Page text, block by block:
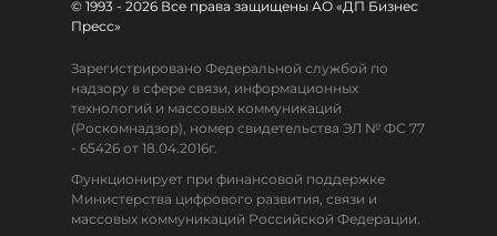
© 1993 - 2026 Все права защищены АО «ДП Бизнес
Пресс»
Зарегистрировано Федеральной службой по
надзору в сфере связи, информационных
технологий и массовых коммуникаций
(Роскомнадзор), номер свидетельства ЭЛ № ФС 77
- 65426 от 18.04.2016г.
Функционирует при финансовой поддержке
Министерства цифрового развития, связи и
массовых коммуникаций Российской Федерации.